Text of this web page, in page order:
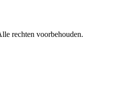
rechten voorbehouden.